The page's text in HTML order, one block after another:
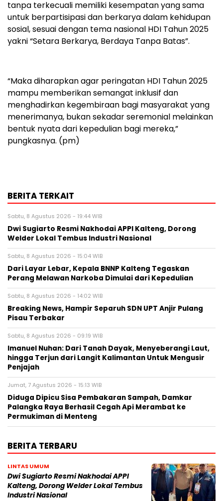
tanpa terkecuali memiliki kesempatan yang sama
untuk berpartisipasi dan berkarya dalam kehidupan
sosial, sesuai dengan tema nasional HDI Tahun 2025
yakni “Setara Berkarya, Berdaya Tanpa Batas”.
“Maka diharapkan agar peringatan HDI Tahun 2025
mampu memberikan semangat inklusif dan
menghadirkan kegembiraan bagi masyarakat yang
menerimanya, bukan sekadar seremonial melainkan
bentuk nyata dari kepedulian bagi mereka,”
pungkasnya. (pm)
BERITA TERKAIT
Sabtu, 8 Agustus 2026 - 19:44 WIB
Dwi Sugiarto Resmi Nakhodai APPI Kalteng, Dorong
Welder Lokal Tembus Industri Nasional
Sabtu, 8 Agustus 2026 - 15:04 WIB
Dari Layar Lebar, Kepala BNNP Kalteng Tegaskan
Perang Melawan Narkoba Dimulai dari Kepedulian
Sabtu, 8 Agustus 2026 - 14:02 WIB
Breaking News, Hampir Separuh SDN UPT Anjir Pulang
Pisau Terbakar
Sabtu, 8 Agustus 2026 - 09:19 WIB
Imanuel Nuhan: Dari Tanah Dayak, Menyeberangi Laut,
hingga Terjun dari Langit Kalimantan Untuk Mengusir
Penjajah
Jumat, 7 Agustus 2026 - 15:13 WIB
Diduga Dipicu Sisa Pembakaran Sampah, Damkar
Palangka Raya Berhasil Cegah Api Merambat ke
Permukiman di Menteng
BERITA TERBARU
LINTAS UMUM
Dwi Sugiarto Resmi Nakhodai APPI
Kalteng, Dorong Welder Lokal Tembus
Industri Nasional